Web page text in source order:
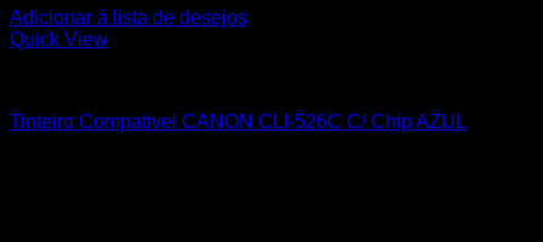
Adicionar á lista de desejos
Quick View
Tinteiro Compativel CANON CLI-526C C/ Chip AZUL